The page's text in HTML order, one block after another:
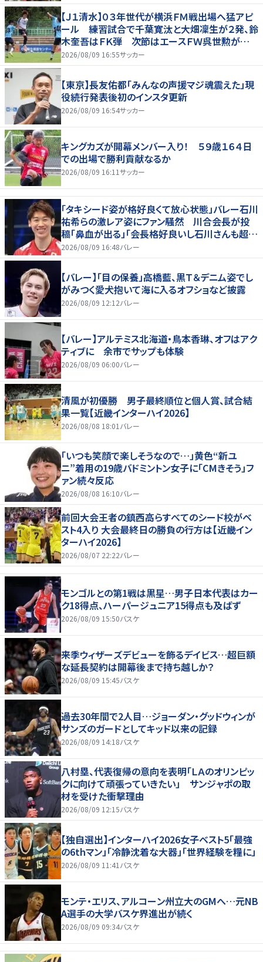
【Ｊ１清水】０３年世代が横浜ＦＭ戦出場へ猛アピ
ール 練習試合で千葉寛汰と大畑凜生が２発、鈴
木奎吾はＦＫ弾 次節はエースＦＷ呉世勲が出
場停止
2026/08/09 16:55サッカー
【東京】長友佑都「みんなの声援マジ魂震えた」現
役続行発表後初のインスタ更新
2026/08/09 16:54サッカー
キングカズが開幕メンバー入り！ ５９歳１６４日
での出場で勝利貢献なるか
2026/08/09 16:11サッカー
「タキシード姿が格好良くて放心状態」バレー石川
祐希らの激レア姿にファン騒然 川合会長が投
稿「鼻血が出る」「会長格好良いし石川さんも超格
好いい」
2026/08/09 16:48バレー
【バレー】「目の保養」高橋藍、黒Ｔ＆デニム姿でし
がみつく愛犬抱いて海に入るオフショなど披露
2026/08/09 12:12バレー
【バレー】アルテミス北海道・鳥本香琳、オフはアク
ティブに 余市でサップも体験
2026/08/09 06:00バレー
清風が初優勝 男子最終順位と個人賞、試合結
果一覧【近畿インターハイ2026】
2026/08/08 18:01 バレー
「いつも笑顔で楽しそうなので…」黄色“新ユ
ニ”着用の19歳バドミントン女子に「CMきそう」フ
ァン続々反応
2026/08/08 16:10バレー
前回大会王者の鎮西高らすべてのシード校がベ
スト4入り 大会最終日の勝負の行方は【近畿イン
ターハイ2026】
2026/08/07 22:22バレー
モンゴルとの第1戦は黒星…男子日本代表はカー
ク18得点、ハーパージュニア15得点も及ばず
2026/08/09 15:50バスケ
来季ウィザーズデビューを飾るデイビス…超巨額
な延長契約は開幕後まで持ち越しか？
2026/08/09 15:45バスケ
過去30年間で2人目…ジョーダン・グッドウィンが
サンズのガードとしてキッド以来の記録
2026/08/09 14:18バスケ
八村塁、代表復帰の意向を表明「ＬＡのオリンピッ
クに向けて頑張っていきたい」 サンジャポの取
材を受けた衝撃理由
2026/08/09 12:15バスケ
【独自選出】インターハイ2026女子ベスト5「最強
の6thマン」「冷静沈着な大器」「世界経験を糧に」
2026/08/09 11:41 バスケ
モンテ・エリス、アルコーン州立大のGMへ…元NB
A選手の大学バスケ界進出が続く
2026/08/09 09:34バスケ